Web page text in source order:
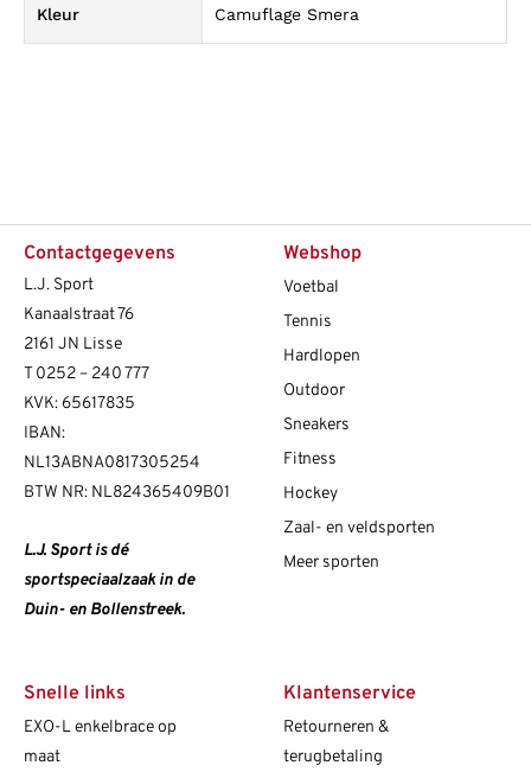
Kleur Camuflage Smera
Contactgegevens
L.J. Sport
Kanaalstraat 76
2161 JN Lisse
T 0252 – 240 777
KVK: 65617835
IBAN:
NL13ABNA0817305254
BTW NR: NL824365409B01
L.J. Sport is dé
sportspeciaalzaak in de
Duin- en Bollenstreek.
Webshop
Voetbal
Tennis
Hardlopen
Outdoor
Sneakers
Fitness
Hockey
Zaal- en veldsporten
Meer sporten
Snelle links
EXO-L enkelbrace op
maat
Klantenservice
Retourneren &
terugbetaling